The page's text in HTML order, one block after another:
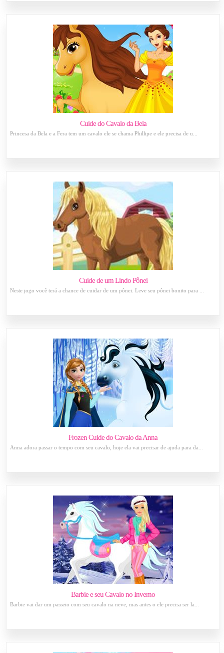
Cuide do Cavalo da Bela
Princesa da Bela e a Fera tem um cavalo ele se chama Phillipe e ele precisa de u...
Cuide de um Lindo Pônei
Neste jogo você terá a chance de cuidar de um pônei. Leve seu pônei bonito para ...
Frozen Cuide do Cavalo da Anna
Anna adora passar o tempo com seu cavalo, hoje ela vai precisar de ajuda para da...
Barbie e seu Cavalo no Inverno
Barbie vai dar um passeio com seu cavalo na neve, mas antes o ele precisa ser la...